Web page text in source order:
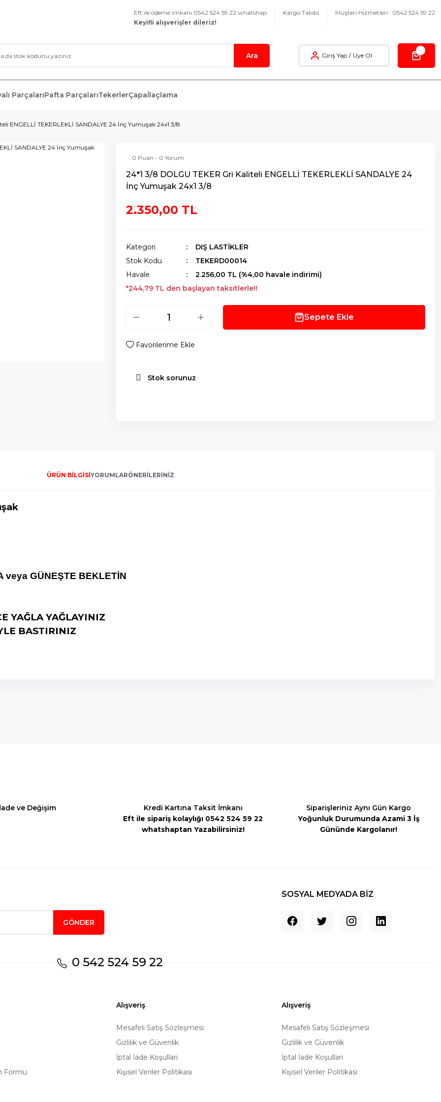
Eft ile ödeme imkanı 0542 524 59 22 whatshap
Keyifli alışverişler dileriz!
Kargo Takibi Müşteri Hizmetleri : 0542 524 59 22
Ara Giriş Yap / Üye Ol
ParçalarıPafta ParçalarıTekerlerÇapaİlaçlama
ENGELLİ TEKERLEKLİ SANDALYE 24 İnç Yumuşak 24x1 3/8
0 Puan - 0 Yorum
24*1 3/8 DOLGU TEKER Gri Kaliteli ENGELLİ TEKERLEKLİ SANDALYE 24
İnç Yumuşak 24x1 3/8
2.350,00 TL
Kategori
DIŞ LASTİKLER
Stok Kodu
TEKERD00014
Havale
2.256,00 TL (%4,00 havale indirimi)
*244,79 TL den başlayan taksitlerle!!
Sepete Ekle
Stok sorunuz
ÜRÜN BILGISIYORUMLARÖNERILERINIZ
veya GÜNEŞTE BEKLETİN
YAĞLA YAĞLAYINIZ
BASTIRINIZ
İade ve Değişim
Kredi Kartına Taksit İmkanı
Eft ile sipariş kolaylığı 0542 524 59 22
whatshaptan Yazabilirsiniz!
Siparişleriniz Aynı Gün Kargo
Yoğunluk Durumunda Azami 3 İş
Gününde Kargolanır!
GÖNDER
SOSYAL MEDYADA BİZ
0 542 524 59 22
Formu
Alışveriş
Mesafeli Satış Sözleşmesi
Gizlilik ve Güvenlik
İptal İade Koşullari
Kişisel Veriler Politikası
Alışveriş
Mesafeli Satış Sözleşmesi
Gizlilik ve Güvenlik
İptal İade Koşullari
Kişisel Veriler Politikası